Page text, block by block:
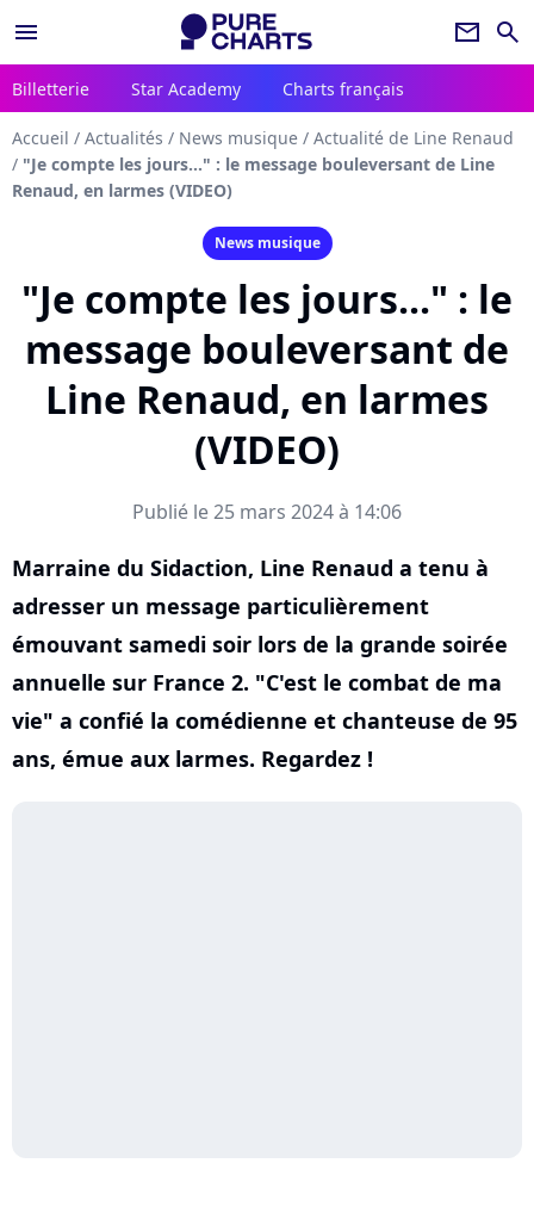
menu newsletter search
Billetterie Star Academy Charts français
Accueil / Actualités / News musique / Actualité de Line Renaud
/ "Je compte les jours..." : le message bouleversant de Line
Renaud, en larmes (VIDEO)
News musique
"Je compte les jours..." : le
message bouleversant de
Line Renaud, en larmes
(VIDEO)
Publié le 25 mars 2024 à 14:06
Marraine du Sidaction, Line Renaud a tenu à
adresser un message particulièrement
émouvant samedi soir lors de la grande soirée
annuelle sur France 2. "C'est le combat de ma
vie" a confié la comédienne et chanteuse de 95
ans, émue aux larmes. Regardez !